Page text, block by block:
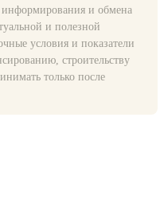
и обмена
и полезной
условия и показатели
строительству
только после